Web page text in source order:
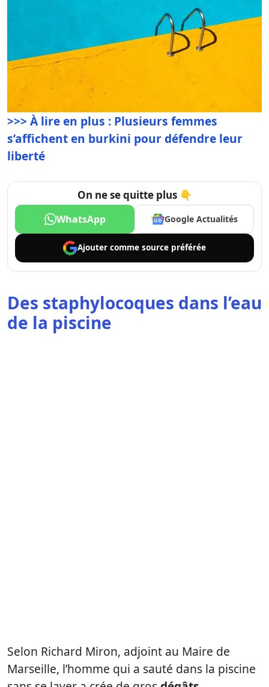
>>> À lire en plus : Plusieurs femmes
s’affichent en burkini pour défendre leur
liberté
On ne se quitte plus 👇
WhatsApp Google Actualités
Ajouter comme source préférée
Des staphylocoques dans l’eau
de la piscine
Selon Richard Miron, adjoint au Maire de
Marseille, l’homme qui a sauté dans la piscine